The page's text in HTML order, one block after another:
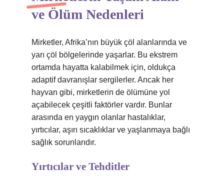
ve Ölüm Nedenleri
Mirketler, Afrika’nın büyük çöl alanlarında ve
yarı çöl bölgelerinde yaşarlar. Bu ekstrem
ortamda hayatta kalabilmek için, oldukça
adaptif davranışlar sergilerler. Ancak her
hayvan gibi, mirketlerin de ölümüne yol
açabilecek çeşitli faktörler vardır. Bunlar
arasında en yaygın olanlar hastalıklar,
yırtıcılar, aşırı sıcaklıklar ve yaşlanmaya bağlı
sağlık sorunlarıdır.
Yırtıcılar ve Tehditler